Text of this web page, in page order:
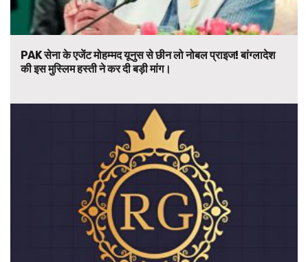
PAK सेना के एजेंट मोहम्मद यूनुस से छीन लो नोबल प्राइज! बांग्लादेश
की इस मुस्लिम हस्ती ने कर दी बड़ी मांग।